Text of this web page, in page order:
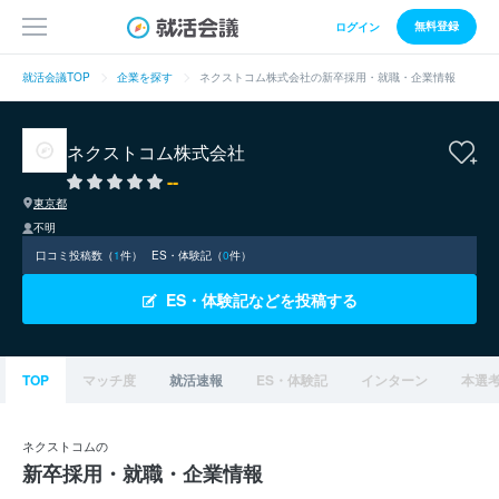
ログイン 無料登録
就活会議TOP 企業を探す ネクストコム株式会社の新卒採用・就職・企業情報
ネクストコム株式会社
--
東京都
不明
口コミ投稿数（1件） ES・体験記（0件）
ES・体験記などを投稿する
TOP マッチ度 就活速報 ES・体験記 インターン 本選
ネクストコムの
新卒採用・就職・企業情報